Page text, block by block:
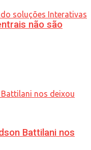
não são
Battilani nos
soluções Interativas